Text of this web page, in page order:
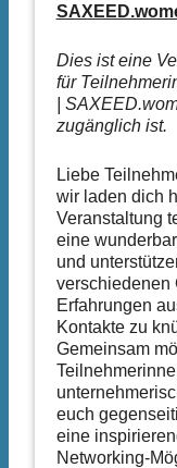
Dies ist eine
für
|
zugänglich ist.
Liebe
wir laden dich
Veranstaltung
eine
und
verschiedenen
Erfahrungen
Kontakte zu
Gemeinsam
euch
eine
Networking-